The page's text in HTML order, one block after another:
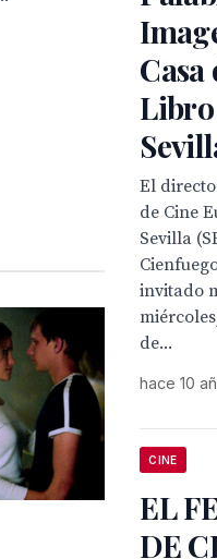
Casa
El
de Cine
Sevilla
invitado
de...
hace 10
CINE
EL
DE